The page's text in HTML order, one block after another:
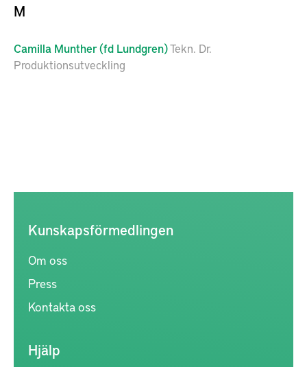
M
Camilla Munther (fd Lundgren)Tekn. Dr.
Produktionsutveckling
Kunskapsförmedlingen
Om oss
Press
Kontakta oss
Hjälp